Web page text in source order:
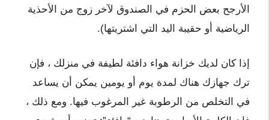
الأرجح بعض الحزم في الصندوق لآخر زوج من الأحذية
الرياضية أو حقيبة اليد التي اشتريتها).
إذا كان لديك خزانة هواء دافئة لطيفة في منزلك ، فإن
ترك جهازك هناك لمدة يوم أو يومين يمكن أن يساعد
في التخلص من الرطوبة غير المرغوب فيها. ومع ذلك ،